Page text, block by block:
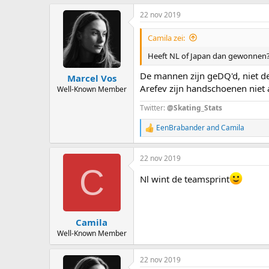
Marcel Vos
Well-Known Member
22 nov 2019
Camila zei:
Heeft NL of Japan dan
De mannen zijn geDQ'd, niet
Arefev zijn handschoenen niet
Twitter:@Skating_Stats
R
e
a
c
i
EenBrabanderandCamila
C
Camila
Well-Known Member
22 nov 2019
Nl wint de teamsprint
22 nov 2019